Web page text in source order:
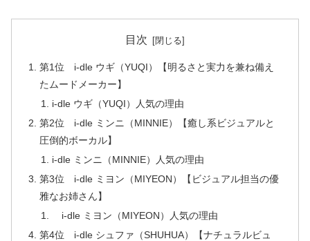
目次
第1位 i-dle ウギ（YUQI）【明るさと実力を兼ね備え
たムードメーカー】
i-dle ウギ（YUQI）人気の理由
第2位 i-dle ミンニ（MINNIE）【癒し系ビジュアルと
圧倒的ボーカル】
i-dle ミンニ（MINNIE）人気の理由
第3位 i-dle ミヨン（MIYEON）【ビジュアル担当の優
雅なお姉さん】
i-dle ミヨン（MIYEON）人気の理由
第4位 i-dle シュファ（SHUHUA）【ナチュラルビュ